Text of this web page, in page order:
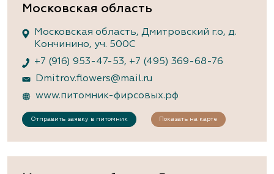
Московская область
Московская область, Дмитровский г.о, д.
Кончинино, уч. 500С
+7 (916) 953-47-53, +7 (495) 369-68-76
Dmitrov.flowers@mail.ru
www.питомник-фирсовых.рф
Отправить заявку в питомник Показать на карте